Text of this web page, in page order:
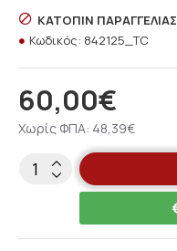
60,00€
Χωρίς ΦΠΑ: 48,39€
ΚΑΤΌΠΙΝ ΠΑΡΑΓΓΕΛΊΑΣ
Κωδικός: 842125_TC